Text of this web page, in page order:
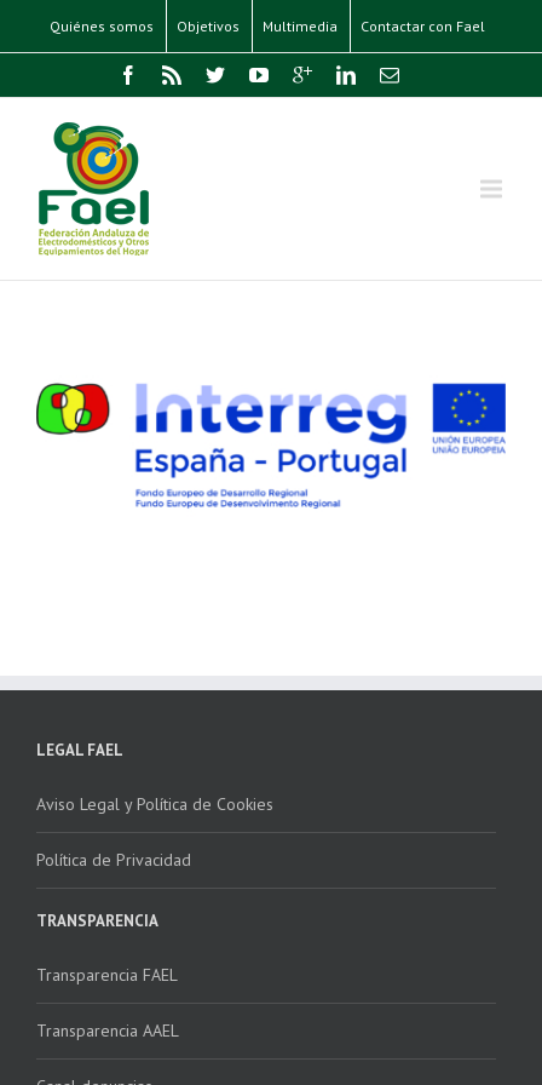
Quiénes somos Objetivos Multimedia Contactar con Fael
LEGAL FAEL
Aviso Legal y Política de Cookies
Política de Privacidad
TRANSPARENCIA
Transparencia FAEL
Transparencia AAEL